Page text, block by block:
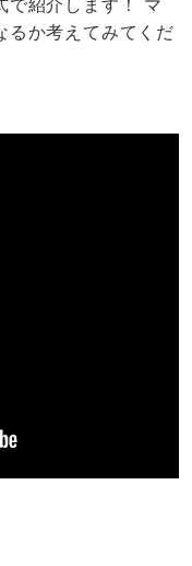
で紹介します！ マ
るか考えてみてくだ